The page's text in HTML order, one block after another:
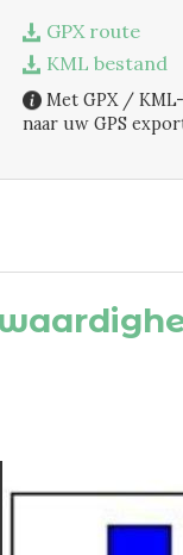
GPX route
KML bestand
Met GPX /
naar uw GPS